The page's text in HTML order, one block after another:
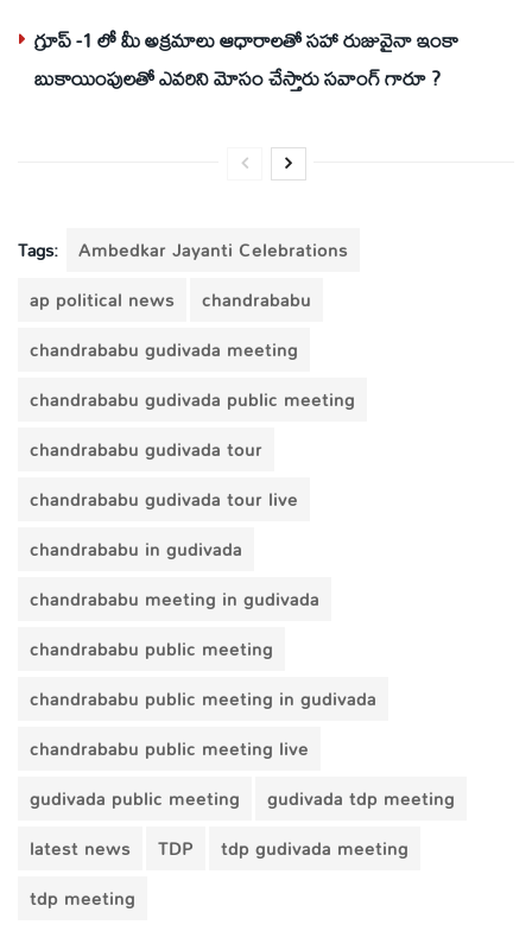
గ్రూప్ -1 లో మీ అక్రమాలు ఆధారాలతో సహా రుజువైనా ఇంకా
బుకాయింపులతో ఎవరిని మోసం చేస్తారు సవాంగ్ గారూ ?
Tags: Ambedkar Jayanti Celebrations
ap political news
chandrababu
chandrababu gudivada meeting
chandrababu gudivada public meeting
chandrababu gudivada tour
chandrababu gudivada tour live
chandrababu in gudivada
chandrababu meeting in gudivada
chandrababu public meeting
chandrababu public meeting in gudivada
chandrababu public meeting live
gudivada public meeting
gudivada tdp meeting
latest news
TDP
tdp gudivada meeting
tdp meeting